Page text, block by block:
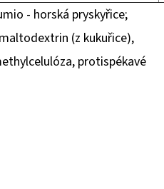
- horská pryskyřice;
(z kukuřice),
protispékavé